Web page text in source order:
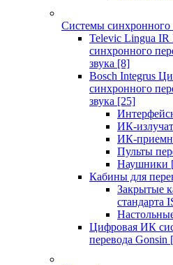
Системы синхронного
Televic Lingua
синхронного
звука [8]
Bosch Integrus
синхронного
звука [25]
ИК-
ИК-
Пульты
Наушники
Кабины для
Закрытые
стандарта
Цифровая ИК
перевода Gonsin